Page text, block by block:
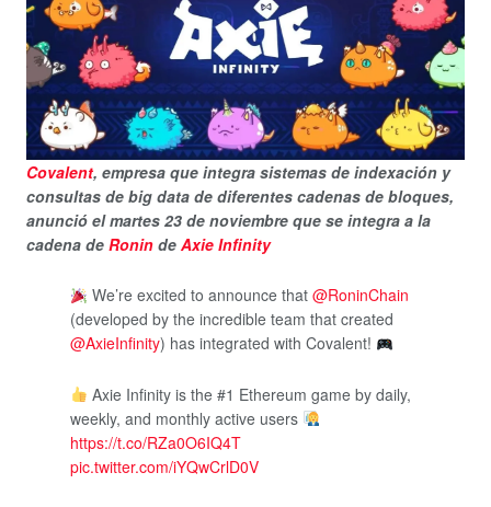
Covalent, empresa que integra sistemas de indexación y
consultas de big data de diferentes cadenas de bloques,
anunció el martes 23 de noviembre que se integra a la
cadena de Ronin de Axie Infinity
We’re excited to announce that @RoninChain
(developed by the incredible team that created
@AxieInfinity) has integrated with Covalent!
Axie Infinity is the #1 Ethereum game by daily,
weekly, and monthly active users
https://t.co/RZa0O6IQ4T
pic.twitter.com/iYQwCrlD0V